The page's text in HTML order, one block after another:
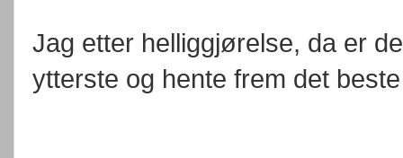
Jag etter helliggjørelse, da er
ytterste og hente frem det